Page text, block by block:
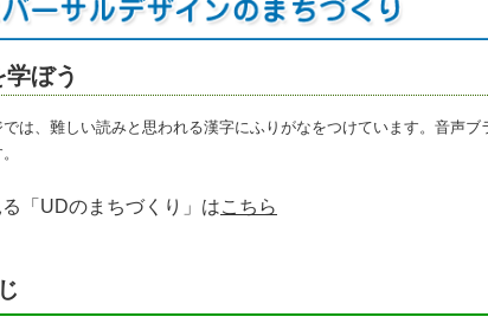
学ぼう
では、難しい読みと思われる漢字にふりがなをつけています。音声
「UDのまちづくり」はこちら